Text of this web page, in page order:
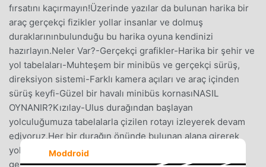
fırsatını kaçırmayın!Üzerinde yazılar da bulunan harika bir
araç gerçekçi fizikler yollar insanlar ve dolmuş
duraklarınınbulunduğu bu harika oyuna kendinizi
hazırlayın.Neler Var?-Gerçekçi grafikler-Harika bir şehir ve
yol tabelaları-Muhteşem bir minibüs ve gerçekçi sürüş,
direksiyon sistemi-Farklı kamera açıları ve araç içinden
sürüş keyfi-Güzel bir havalı minibüs kornasıNASIL
OYNANIR?Kızılay-Ulus durağından başlayan
yolculuğumuza tabelalarla çizilen rotayı izleyerek devam
ediyoruz.Her bir durağın önünde bulunan alana girerek
yolcuları topluyoruz.Güzergahı bitirip durağımıza
geldiğimizde ise aracımızı durağın ayındaki park alanına
Moddroid